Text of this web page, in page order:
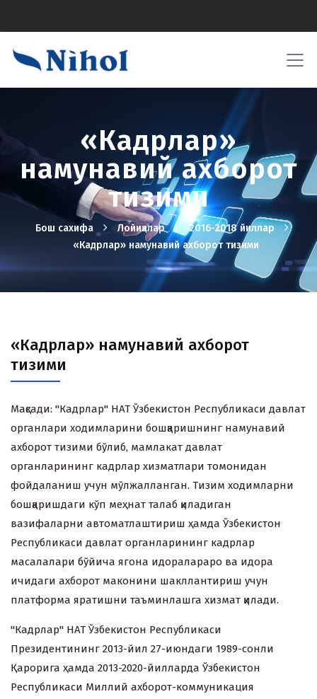
«Кадрлар»
намунавий ахборот
тизими
Бош сахифа Лойиҳалар
2016-2018 йиллар
«Кадрлар» намунавий ахборот тизими
«Кадрлар» намунавий ахборот
тизими
Мақсади: "Кадрлар" НАТ Ўзбекистон Республикаси давлат
органлари ходимларини бошқаришнинг намунавий
ахборот тизими бўлиб, мамлакат давлат
органларининг кадрлар хизматлари томонидан
фойдаланиш учун мўлжалланган. Тизим ходимларни
бошқаришдаги кўп меҳнат талаб қиладиган
вазифаларни автоматлаштириш ҳамда Ўзбекистон
Республикаси давлат органларининг кадрлар
масалалари бўйича ягона идоралараро ва идора
ичидаги ахборот маконини шакллантириш учун
платформа яратишни таъминлашга хизмат қилади.
"Кадрлар" НАТ Ўзбекистон Республикаси
Президентининг 2013-йил 27-июндаги 1989-сонли
Қарорига ҳамда 2013-2020-йилларда Ўзбекистон
Республикаси Миллий ахборот-коммуникация